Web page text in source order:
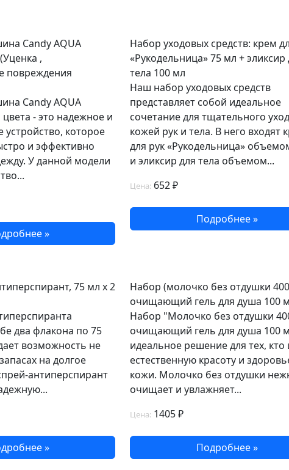
Candy AQUA
,
повреждения
Candy AQUA
- это надежное и
которое
и эффективно
У данной модели
»
Набор уходовых средств: крем
«Рукодельница» 75 мл + эликсир
тела 100 мл
Наш набор уходовых средств
представляет собой идеальное
сочетание для тщательного
кожей рук и тела. В него входят
для рук «Рукодельница»
и эликсир для тела объемом...
Цена: 652 ₽
Подробнее »
75 мл х 2
два флакона по 75
возможность не
на долгое
антиперспирант
»
Набор (молочко без отдушки
очищающий гель для душа 100
Набор "Молочко без отдушки
очищающий гель для душа 100
идеальное решение для тех, кто
естественную красоту и
кожи. Молочко без отдушки
очищает и увлажняет...
Цена: 1405 ₽
Подробнее »